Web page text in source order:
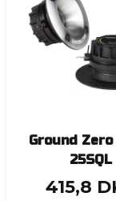
Ground Zero
25SQL
415,8